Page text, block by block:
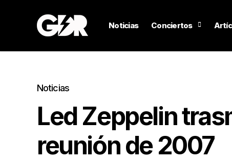
Noticias Conciertos
Noticias
Led Zeppelin
reunión de 2007